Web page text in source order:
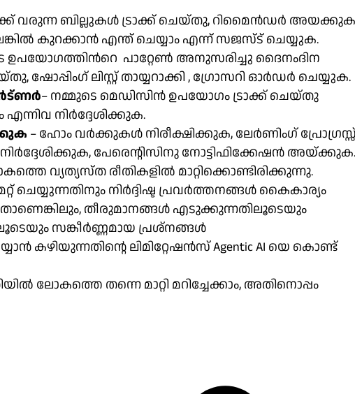
വരുന്ന ബില്ലുകൾ ട്രാക്ക് ചെയ്തു, റിമൈൻഡർ
കുറക്കാൻ എന്ത് ചെയ്യാം എന്ന് സജസ്ട് ചെയ്യുക.
ഉപയോഗത്തിൻറെ പാറ്റേൺ അനുസരിച്ചു ദൈനംദിന
ഷോപ്പിംഗ് ലിസ്റ്റ് തായ്യറാക്കി , ഗ്രോസറി ഓർഡർ ചെയ്യുക.
– നമ്മുടെ മെഡിസിൻ ഉപയോഗം ട്രാക്ക് ചെയ്തു
നിർദ്ദേശിക്കുക.
– ഹോം വർക്കുകൾ നിരീക്ഷിക്കുക, ലേർണിംഗ്
പേരെന്റിസിനു നോട്ടിഫിക്കേഷൻ അയ്ക്കുക.
വ്യത്യസ്ത രീതികളിൽ മാറ്റിക്കൊണ്ടിരിക്കുന്നു.
ചെയ്യുന്നതിനും നിർദ്ദിഷ്ട പ്രവർത്തനങ്ങൾ കൈകാര്യം
തീരുമാനങ്ങൾ എടുക്കുന്നതിലൂടെയും
സങ്കീർണ്ണമായ പ്രശ്നങ്ങൾ
കഴിയുന്നതിന്റെ ലിമിറ്റേഷൻസ് Agentic AI യെ കൊണ്ട്
ലോകത്തെ തന്നെ മാറ്റി മറിച്ചേക്കാം, അതിനൊപ്പം